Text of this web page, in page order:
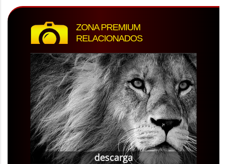
ZONA PREMIUM
RELACIONADOS
descarga